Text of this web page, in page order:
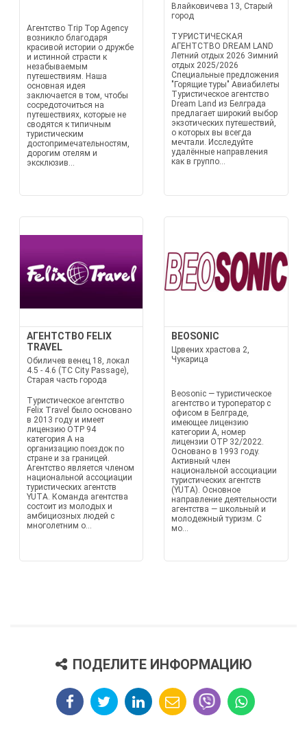
Агентство Trip Top Agency
возникло благодаря
красивой истории о дружбе
и истинной страсти к
незабываемым
путешествиям. Наша
основная идея
заключается в том, чтобы
сосредоточиться на
путешествиях, которые не
сводятся к типичным
туристическим
достопримечательностям,
дорогим отелям и
эксклюзив...
Влайковичева 13, Старый
город
ТУРИСТИЧЕСКАЯ
АГЕНТСТВО DREAM LAND
Летний отдых 2026 Зимний
отдых 2025/2026
Специальные предложения
"Горящие туры" Авиабилеты
Туристическое агентство
Dream Land из Белграда
предлагает широкий выбор
экзотических путешествий,
о которых вы всегда
мечтали. Исследуйте
удалённые направления
как в группо...
АГЕНТСТВО FELIX
TRAVEL
Обиличев венец 18, локал
4.5 - 4.6 (TC City Passage),
Старая часть города
Туристическое агентство
Felix Travel было основано
в 2013 году и имеет
лицензию OTP 94
категория A на
организацию поездок по
стране и за границей.
Агентство является членом
национальной ассоциации
туристических агентств
YUTA. Команда агентства
состоит из молодых и
амбициозных людей с
многолетним о...
BEOSONIC
Црвених храстова 2,
Чукарица
Beosonic — туристическое
агентство и туроператор с
офисом в Белграде,
имеющее лицензию
категории А, номер
лицензии OTP 32/2022.
Основано в 1993 году.
Активный член
национальной ассоциации
туристических агентств
(YUTA). Основное
направление деятельности
агентства — школьный и
молодежный туризм. С
мо...
ПОДЕЛИТЕ ИНФОРМАЦИЮ